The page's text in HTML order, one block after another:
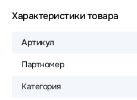
Характеристики товара
Артикул
Партномер
Категория